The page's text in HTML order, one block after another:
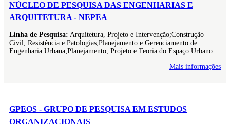
NÚCLEO DE PESQUISA DAS ENGENHARIAS E
ARQUITETURA - NEPEA
Linha de Pesquisa: Arquitetura, Projeto e Intervenção;Construção
Civil, Resistência e Patologias;Planejamento e Gerenciamento de
Engenharia Urbana;Planejamento, Projeto e Teoria do Espaço Urbano
Mais informações
GPEOS - GRUPO DE PESQUISA EM ESTUDOS
ORGANIZACIONAIS